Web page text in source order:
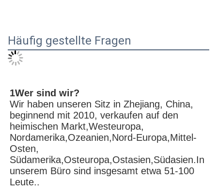
Wir haben unseren Sitz in Zhejiang, China,
beginnend mit 2010, verkaufen auf den
heimischen Markt,Westeuropa,
Nordamerika,Ozeanien,Nord-Europa,Mittel-
Osten,
Südamerika,Osteuropa,Ostasien,Südasien.In
unserem Büro sind insgesamt etwa 51-100
Leute..